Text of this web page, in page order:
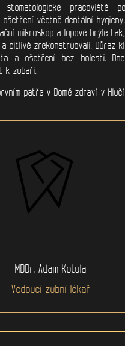
stomatologické pracoviště
ošetření včetně dentální
mikroskop a lupové brýle
citlivě zrekonstruovali. Důraz
a ošetření bez bolesti.
k zubaři.
patře v Domě zdraví v
MDDr. Adam Kotula
Vedoucí zubní lékař